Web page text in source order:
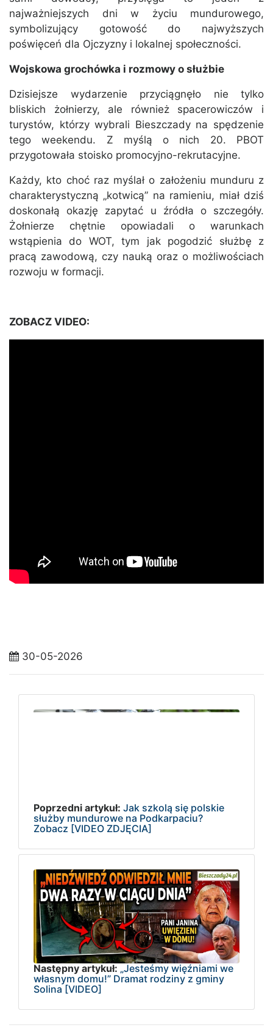
najważniejszych dni w życiu mundurowego,
symbolizujący gotowość do najwyższych
poświęceń dla Ojczyzny i lokalnej społeczności.
Wojskowa grochówka i rozmowy o służbie
Dzisiejsze wydarzenie przyciągnęło nie tylko
bliskich żołnierzy, ale również spacerowiczów i
turystów, którzy wybrali Bieszczady na spędzenie
tego weekendu. Z myślą o nich 20. PBOT
przygotowała stoisko promocyjno-rekrutacyjne.
Każdy, kto choć raz myślał o założeniu munduru z
charakterystyczną „kotwicą” na ramieniu, miał dziś
doskonałą okazję zapytać u źródła o szczegóły.
Żołnierze chętnie opowiadali o warunkach
wstąpienia do WOT, tym jak pogodzić służbę z
pracą zawodową, czy nauką oraz o możliwościach
rozwoju w formacji.
ZOBACZ VIDEO:
30-05-2026
Poprzedni artykuł: Jak szkolą się polskie
służby mundurowe na Podkarpaciu?
Zobacz [VIDEO ZDJĘCIA]
Następny artykuł: „Jesteśmy więźniami we
własnym domu!” Dramat rodziny z gminy
Solina [VIDEO]